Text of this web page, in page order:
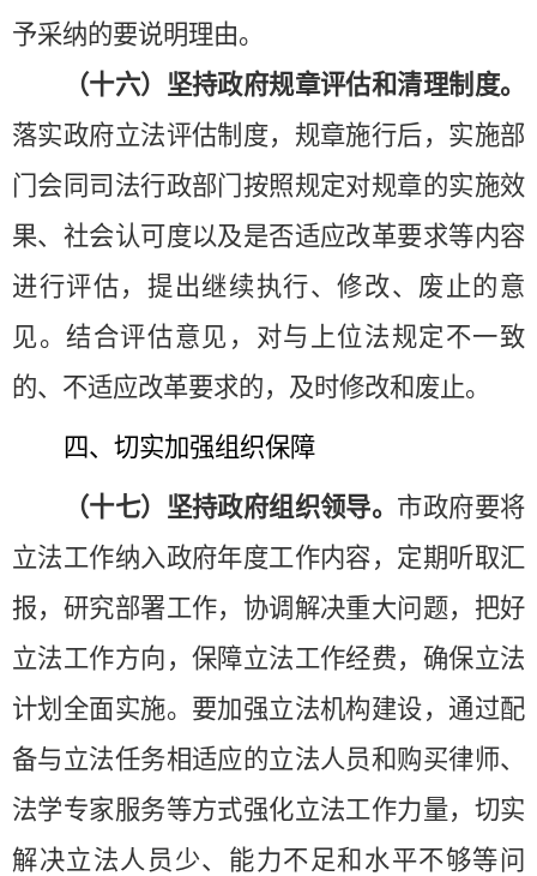
予采纳的要说明理由。
（十六）坚持政府规章评估和清理制度。
落实政府立法评估制度，规章施行后，实施部
门会同司法行政部门按照规定对规章的实施效
果、社会认可度以及是否适应改革要求等内容
进行评估，提出继续执行、修改、废止的意
见。结合评估意见，对与上位法规定不一致
的、不适应改革要求的，及时修改和废止。
四、切实加强组织保障
（十七）坚持政府组织领导。 市政府要将
立法工作纳入政府年度工作内容，定期听取汇
报，研究部署工作，协调解决重大问题，把好
立法工作方向，保障立法工作经费，确保立法
计划全面实施。要加强立法机构建设，通过配
备与立法任务相适应的立法人员和购买律师、
法学专家服务等方式强化立法工作力量，切实
解决立法人员少、能力不足和水平不够等问